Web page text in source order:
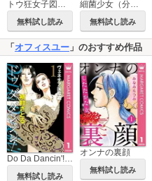
トウ狂女子図鑑 ～普通じゃ足りない私たち～【分冊版】
無料試し読み
細菌少女（分冊版）
無料試し読み
「 オフィスユー 」のおすすめ作品
無料試し読み
オンナの裏顔
無料試し読み